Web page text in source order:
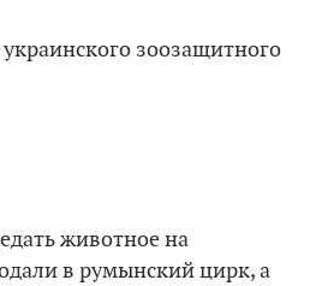
украинского зоозащитного
животное на
в румынский цирк, а